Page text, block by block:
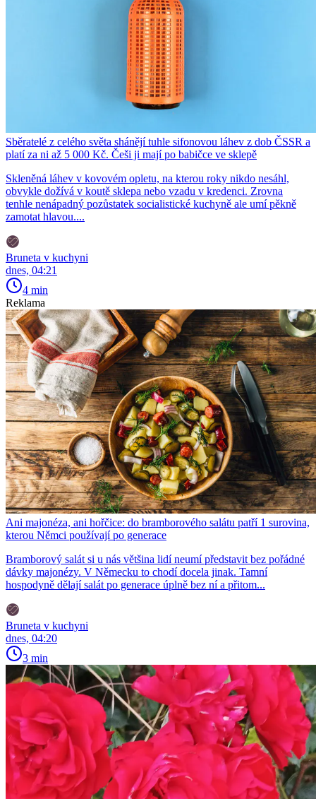
Sběratelé z celého světa shánějí tuhle sifonovou láhev z dob ČSSR a
platí za ni až 5 000 Kč. Češi ji mají po babičce ve sklepě
Skleněná láhev v kovovém opletu, na kterou roky nikdo nesáhl,
obvykle dožívá v koutě sklepa nebo vzadu v kredenci. Zrovna
tenhle nenápadný pozůstatek socialistické kuchyně ale umí pěkně
zamotat hlavou....
Bruneta v kuchyni
dnes, 04:21
4 min
Reklama
Ani majonéza, ani hořčice: do bramborového salátu patří 1 surovina,
kterou Němci používají po generace
Bramborový salát si u nás většina lidí neumí představit bez pořádné
dávky majonézy. V Německu to chodí docela jinak. Tamní
hospodyně dělají salát po generace úplně bez ní a přitom...
Bruneta v kuchyni
dnes, 04:20
3 min